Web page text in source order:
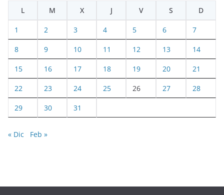
L
M X J V S D
1 2 3 4 5 6 7
8 9 10 11 12 13 14
15 16 17 18 19 20 21
22 23 24 25 26 27 28
29 30 31
« Dic Feb »